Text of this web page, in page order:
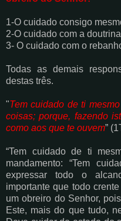
1-O cuidado consigo
2-O cuidado com a
3- O cuidado com o
Todas as demais
destas três.
"Tem cuidado de ti
coisas; porque, fazendo
como aos que te ouvem”
“Tem cuidado de ti
mandamento: “Tem
expressar todo o
importante que todo
um obreiro do Senhor,
Este, mais do que tudo,